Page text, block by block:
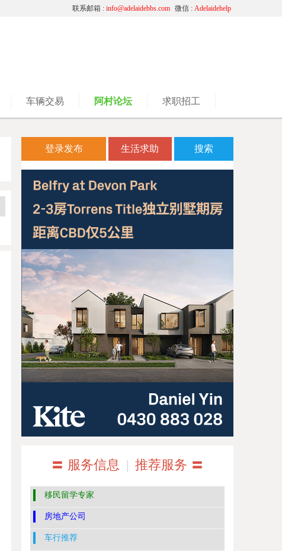
微信 : Adelaidehelp
联系邮箱 : info@adelaidebbs.com
车辆交易 阿村论坛 求职招工
登录发布 生活求助 搜索
〓 服务信息 | 推荐服务 〓
移民留学专家
房地产公司
车行推荐